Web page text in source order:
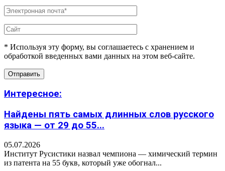
* Используя эту форму, вы соглашаетесь с хранением и
обработкой введенных вами данных на этом веб-сайте.
Интересное:
Найдены пять самых длинных слов русского
языка — от 29 до 55...
05.07.2026
Институт Русистики назвал чемпиона — химический термин
из патента на 55 букв, который уже обогнал...